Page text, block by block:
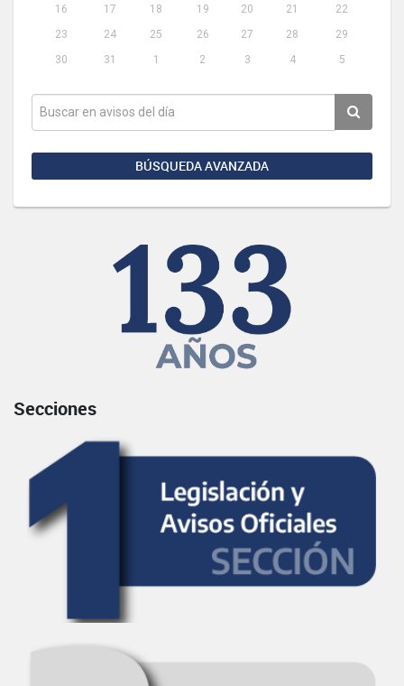
16
17 18 19 20 21
22
23
24 25 26 27 28
29
30
31 1 2 3 4 5
BÚSQUEDA AVANZADA
Secciones